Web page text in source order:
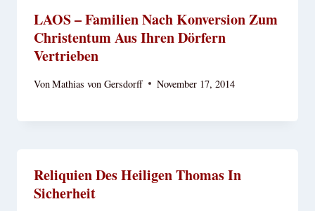
LAOS – Familien Nach Konversion Zum
Christentum Aus Ihren Dörfern
Vertrieben
VonMathias von Gersdorff November 17, 2014
Reliquien Des Heiligen Thomas In
Sicherheit